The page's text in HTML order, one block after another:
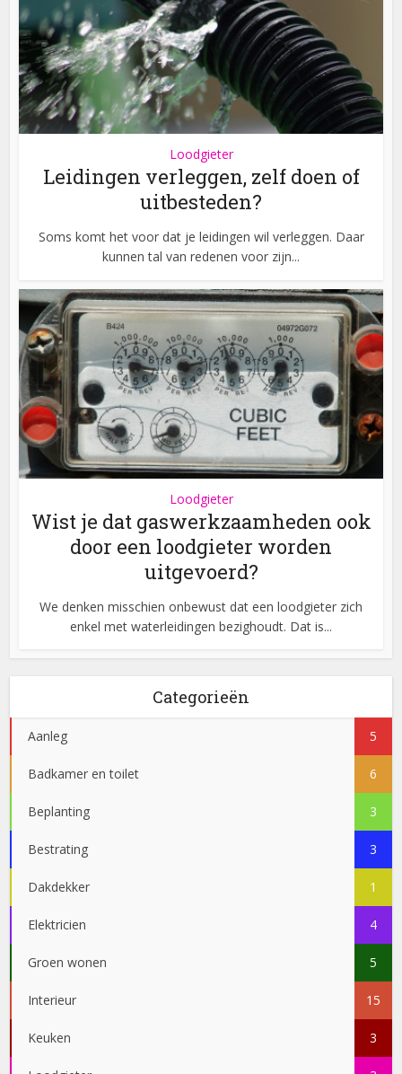
Loodgieter
Leidingen verleggen, zelf doen of
uitbesteden?
Soms komt het voor dat je leidingen wil verleggen. Daar
kunnen tal van redenen voor zijn...
Loodgieter
Wist je dat gaswerkzaamheden ook
door een loodgieter worden
uitgevoerd?
We denken misschien onbewust dat een loodgieter zich
enkel met waterleidingen bezighoudt. Dat is...
Categorieën
Aanleg 5
Badkamer en toilet 6
Beplanting 3
Bestrating 3
Dakdekker 1
Elektricien 4
Groen wonen 5
Interieur 15
Keuken 3